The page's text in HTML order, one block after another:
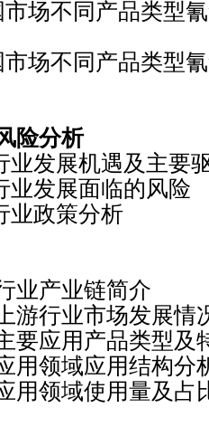
同产品类型氰
同产品类型氰
险分析
发展机遇及主要
发展面临的风险
政策分析
产业链简介
行业市场发展情
应用产品类型及
领域应用结构分
领域使用量及占